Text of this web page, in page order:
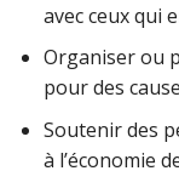
avec ceux qui
Organiser ou
pour des
Soutenir des
à l’économie